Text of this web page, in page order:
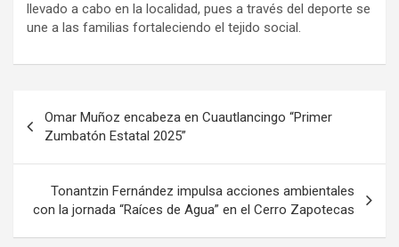
llevado a cabo en la localidad, pues a través del deporte se
une a las familias fortaleciendo el tejido social.
de
entradas
Omar Muñoz encabeza en Cuautlancingo “Primer
Zumbatón Estatal 2025”
Tonantzin Fernández impulsa acciones ambientales
con la jornada “Raíces de Agua” en el Cerro Zapotecas